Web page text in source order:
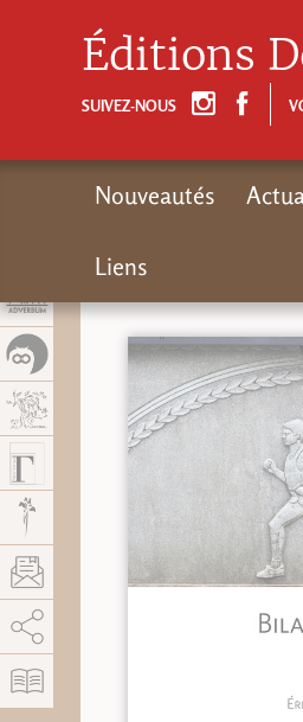
Éditions
SUIVEZ-NOUS
Nouveautés
Liens